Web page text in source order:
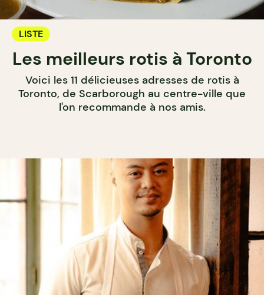
LISTE
Les meilleurs rotis à Toronto
Voici les 11 délicieuses adresses de rotis à
Toronto, de Scarborough au centre-ville que
l'on recommande à nos amis.